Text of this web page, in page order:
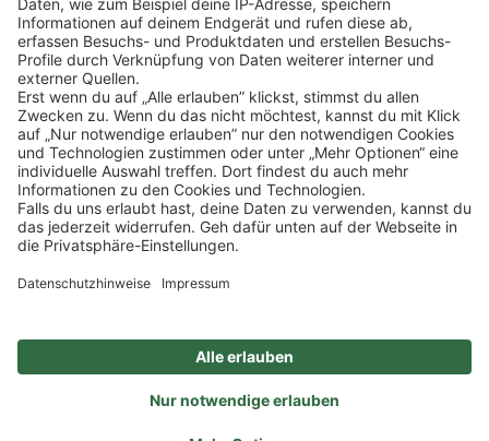
Klickehier, um alle offenen Jobs zu sehen.
Impressum Datenschutz
Privatsphäre-Einstellungen
FAQ
Veranstaltungen
Sitemap